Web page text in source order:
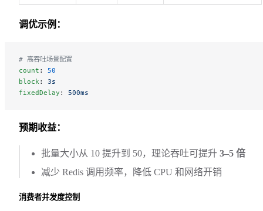
调优示例：
# 高吞吐场景配置
count : 50
block: 3s
fixedDelay : 500ms
预期收益：
批量大小从 10 提升到 50，理论吞吐可提升 3–5 倍
减少 Redis 调用频率，降低 CPU 和网络开销
消费者并发度控制